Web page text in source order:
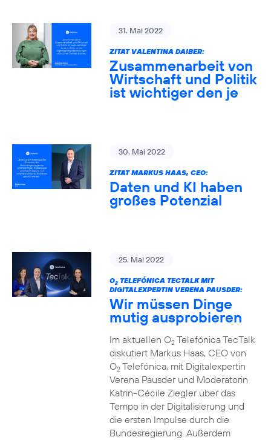
31. Mai 2022
ZITAT VALENTINA DAIBER:
Zusammenarbeit von
Wirtschaft und Politik
ist wichtiger den je
30. Mai 2022
ZITAT MARKUS HAAS, CEO:
Daten und KI haben
großes Potenzial
25. Mai 2022
O2TELEFÓNICA TECTALK MIT
DIGITALEXPERTIN VERENA PAUSDER:
Wir müssen Dinge
mutig ausprobieren
Im aktuellen O2Telefónica TecTalk
diskutiert Markus Haas, CEO von
O2Telefónica, mit Digitalexpertin
Verena Pausder und Moderatorin
Katrin-Cécile Ziegler über das
Tempo in der Digitalisierung und
die ersten Impulse durch die
Bundesregierung. Außerdem